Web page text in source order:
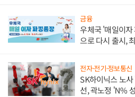
금융
우체국 '매일이
으로 다시 출시,
전자·전기·정보통신
SK하이닉스 노
선, 곽노정 'N%